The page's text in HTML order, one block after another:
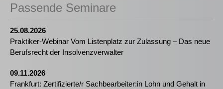
Passende Seminare
25.08.2026
Praktiker-Webinar Vom Listenplatz zur Zulassung – Das neue
Berufsrecht der Insolvenzverwalter
09.11.2026
Frankfurt: Zertifizierte/r Sachbearbeiter:in Lohn und Gehalt in